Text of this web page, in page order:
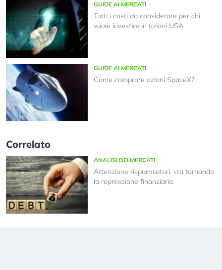
GUIDE AI MERCATI
Tutti i costi da considerare per chi
vuole investire in azioni USA
GUIDE AI MERCATI
Come comprare azioni SpaceX?
Correlato
ANALISI DEI MERCATI
Attenzione risparmiatori, sta tornando
la repressione finanziaria